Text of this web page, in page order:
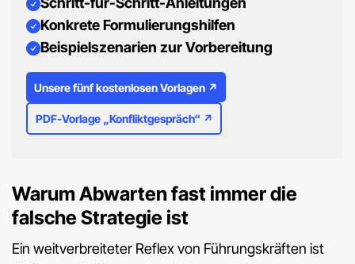
Konkrete Formulierungshilfen
Beispielszenarien zur Vorbereitung
Unsere fünf kostenlosen Vorlagen ↗
PDF-Vorlage „Konfliktgespräch“ ↗
Warum Abwarten fast immer die
falsche Strategie ist
Ein weitverbreiteter Reflex von Führungskräften ist